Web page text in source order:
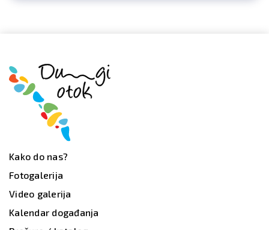
Kako do nas?
Fotogalerija
Video galerija
Kalendar događanja